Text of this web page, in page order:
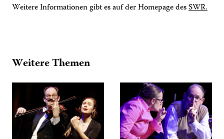
Weitere Informationen gibt es auf der Homepage desSWR.
Weitere Themen